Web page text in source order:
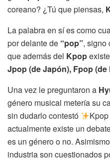
coreano? ¿Tú que piensas,
La palabra en sí es como
por delante de “pop”, signo
que además del Kpop
Jpop (de Japón), Fpop
Una vez le preguntaron a
género musical metería su
sin dudarlo contestó
Kpop
actualmente existe un
es un género o no.
industria son cuestionados